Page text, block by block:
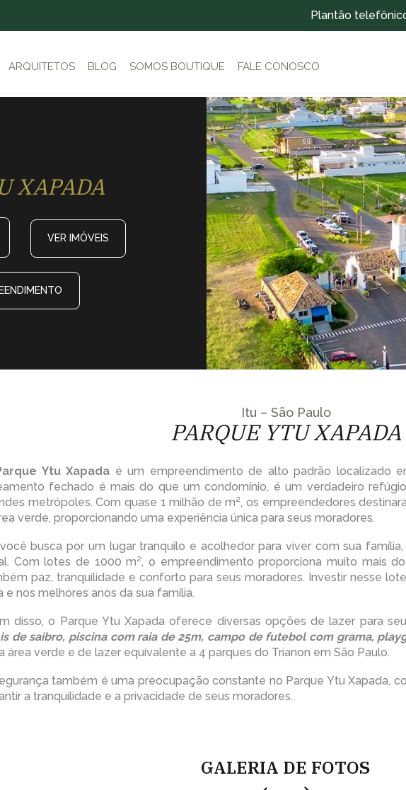
Plantão
ARQUITETOS BLOG SOMOS BOUTIQUE FALE CONOSCO
XAPADA
VER IMÓVEIS
Itu – São Paulo
PARQUE YTU XAPADA
Ytu Xapada é um empreendimento de alto padrão localizado
fechado é mais do que um condomínio, é um verdadeiro
metrópoles. Com quase 1 milhão de m², os empreendedores
verde, proporcionando uma experiência única para seus moradores.
busca por um lugar tranquilo e acolhedor para viver com sua
Com lotes de 1000 m², o empreendimento proporciona muito mais
paz, tranquilidade e conforto para seus moradores. Investir nesse
e nos melhores anos da sua família.
disso, o Parque Ytu Xapada oferece diversas opções de lazer para
de saibro, piscina com raia de 25m, campo de futebol com grama,
área verde e de lazer equivalente a 4 parques do Trianon em São Paulo.
também é uma preocupação constante no Parque Ytu Xapada,
a tranquilidade e a privacidade de seus moradores.
GALERIA DE FOTOS